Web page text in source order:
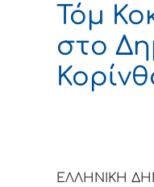
Τόμ
στο
ΕΛΛΗΝΙΚΗ